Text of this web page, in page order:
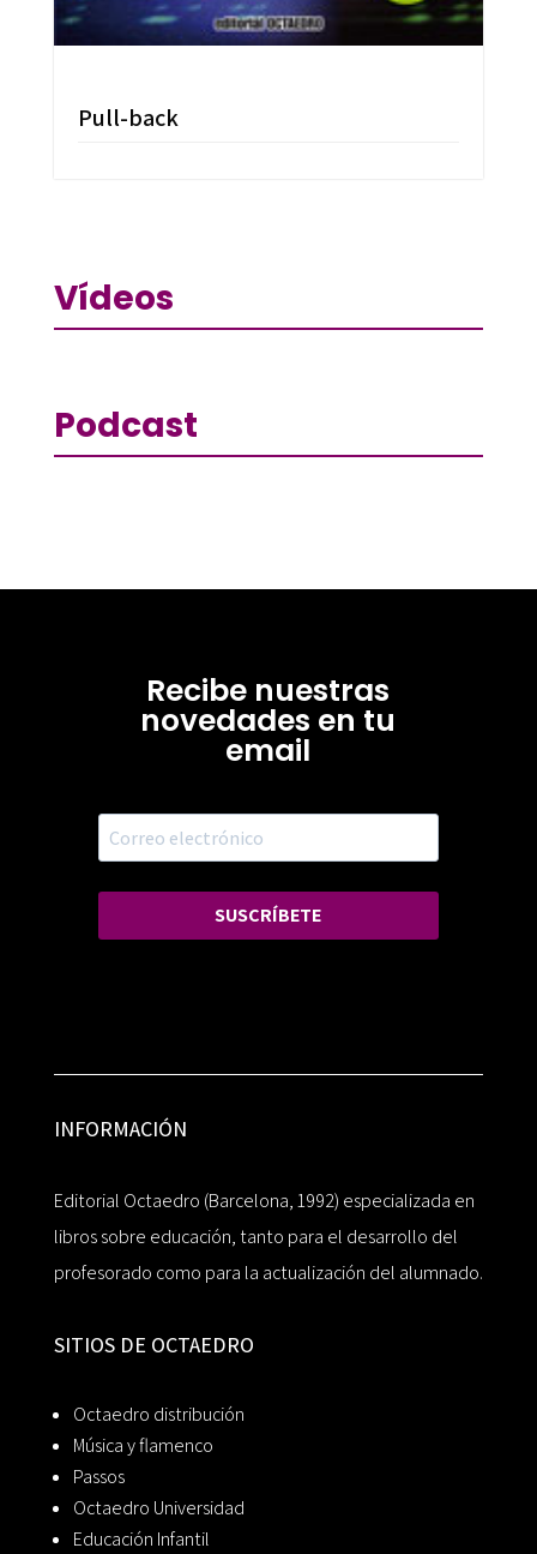
Pull-back
Vídeos
Podcast
Recibe nuestras
novedades en tu
email
SUSCRÍBETE
INFORMACIÓN
Editorial Octaedro (Barcelona, 1992) especializada en
libros sobre educación, tanto para el desarrollo del
profesorado como para la actualización del alumnado.
SITIOS DE OCTAEDRO
Octaedro distribución
Música y flamenco
Passos
Octaedro Universidad
Educación Infantil